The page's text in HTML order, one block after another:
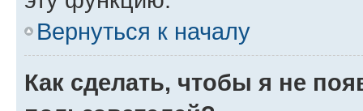
Вернуться к началу
Как сделать, чтобы я не